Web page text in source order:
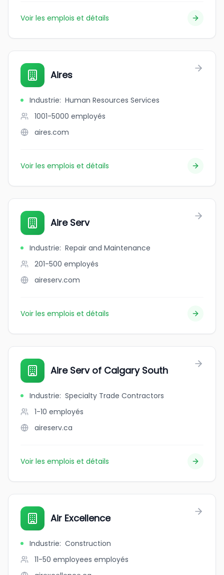
Voir les emplois et détails
Aires
Industrie: Human Resources Services
1001-5000 employés
aires.com
Voir les emplois et détails
Aire Serv
Industrie: Repair and Maintenance
201-500 employés
aireserv.com
Voir les emplois et détails
Aire Serv of Calgary South
Industrie: Specialty Trade Contractors
1-10 employés
aireserv.ca
Voir les emplois et détails
Air Excellence
Industrie: Construction
11-50 employees employés